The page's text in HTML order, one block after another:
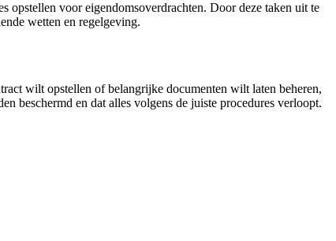
opstellen voor eigendomsoverdrachten. Door deze taken uit te
wetten en regelgeving.
wilt opstellen of belangrijke documenten wilt laten beheren,
beschermd en dat alles volgens de juiste procedures verloopt.